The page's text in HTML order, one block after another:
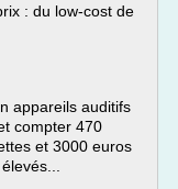
: du low-cost de
appareils auditifs
compter 470
et 3000 euros